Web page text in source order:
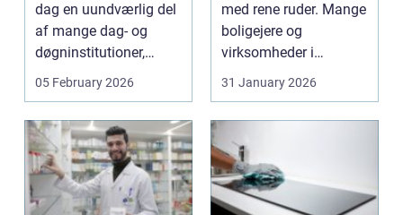
dag en uundværlig del
af mange dag- og
døgninstitutioner,
botilbud, plejecentre...
05 February 2026
med rene ruder. Mange
boligejere og
virksomheder i
Stenløse oplever, at...
31 January 2026